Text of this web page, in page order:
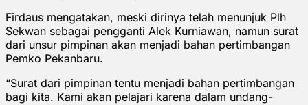
Firdaus mengatakan, meski dirinya telah menunjuk Plh
Sekwan sebagai pengganti Alek Kurniawan, namun surat
dari unsur pimpinan akan menjadi bahan pertimbangan
Pemko Pekanbaru.
“Surat dari pimpinan tentu menjadi bahan pertimbangan
bagi kita. Kami akan pelajari karena dalam undang-